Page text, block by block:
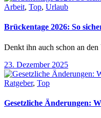
Arbeit, Top, Urlaub
Brückentage 2026: So
Denkt ihn auch schon an
23. Dezember 2025
Ratgeber, Top
Gesetzliche Änderungen: